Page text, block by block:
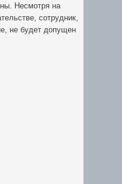
Несмотря на
сотрудник,
не будет допущен